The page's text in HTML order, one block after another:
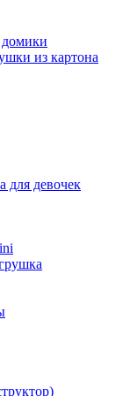
из картона
для девочек